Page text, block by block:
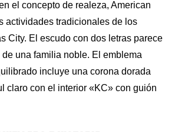
el concepto de realeza, American
actividades tradicionales de los
City. El escudo con dos letras parece
una familia noble. El emblema
incluye una corona dorada
claro con el interior «KC» con guión